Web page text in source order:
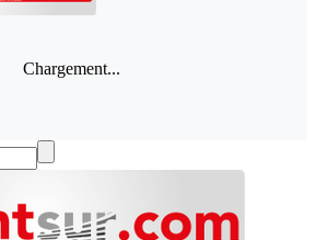
Chargement...